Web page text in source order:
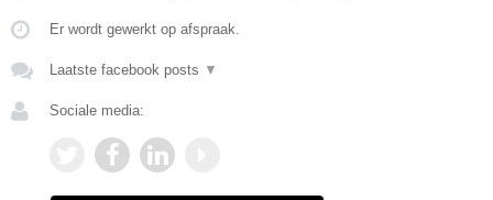
Er wordt gewerkt op afspraak.
Laatste facebook posts ▼
Sociale media: